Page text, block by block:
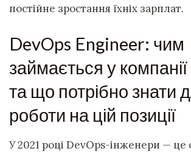
постійне зростання їхніх зарплат.
DevOps Engineer: чим
займається у компанії
та що потрібно знати
роботи на цій позиції
У 2021 році DevOps-інженери — це